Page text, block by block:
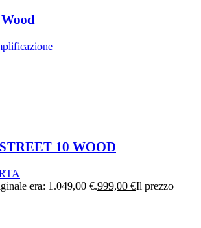
10 WOOD
era: 1.049,00 €.999,00 €Il prezzo